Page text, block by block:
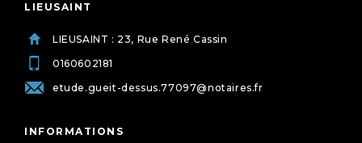
LIEUSAINT
LIEUSAINT : 23, Rue René Cassin
0160602181
etude.gueit-dessus.77097@notaires.fr
INFORMATIONS